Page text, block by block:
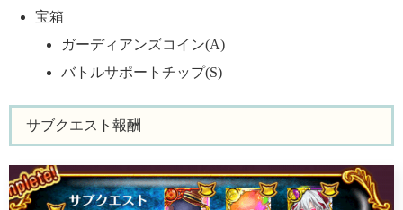
宝箱
ガーディアンズコイン(A)
バトルサポートチップ(S)
サブクエスト報酬